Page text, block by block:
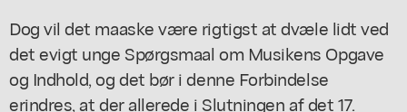
Dog vil det maaske være rigtigst at dvæle lidt ved
det evigt unge Spørgsmaal om Musikens Opgave
og Indhold, og det bør i denne Forbindelse
erindres, at der allerede i Slutningen af det 17.